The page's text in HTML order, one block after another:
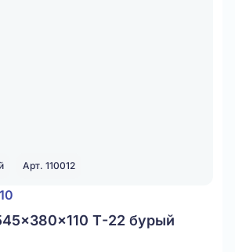
Арт. 110012
Т-22 бурый